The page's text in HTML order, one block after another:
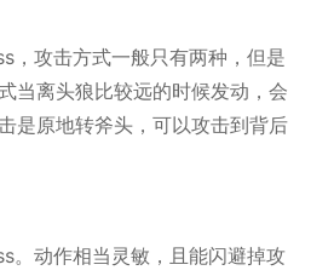
，攻击方式一般只有两种，但是
当离头狼比较远的时候发动，会
是原地转斧头，可以攻击到背后
。动作相当灵敏，且能闪避掉攻